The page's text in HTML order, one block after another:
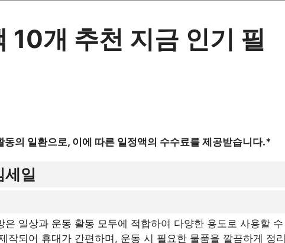
10개 추천 지금 인기 필
의 일환으로, 이에 따른 일정액의 수수료를 제공받습니다.*
세일
은 일상과 운동 활동 모두에 적합하여 다양한 용도로 사용할 수
작되어 휴대가 간편하며, 운동 시 필요한 물품을 깔끔하게 정리